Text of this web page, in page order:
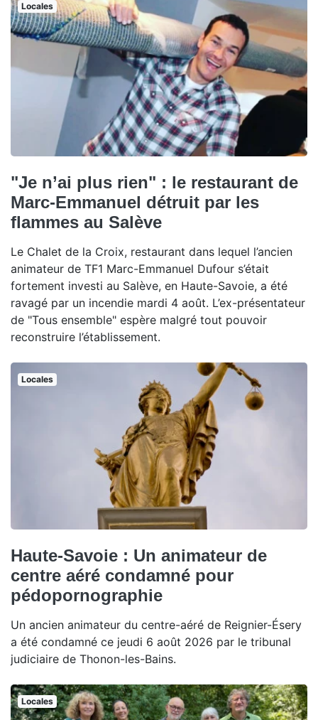
Locales
"Je n’ai plus rien" : le restaurant de
Marc-Emmanuel détruit par les
flammes au Salève
Le Chalet de la Croix, restaurant dans lequel l’ancien
animateur de TF1 Marc-Emmanuel Dufour s’était
fortement investi au Salève, en Haute-Savoie, a été
ravagé par un incendie mardi 4 août. L’ex-présentateur
de "Tous ensemble" espère malgré tout pouvoir
reconstruire l’établissement.
Locales
Haute-Savoie : Un animateur de
centre aéré condamné pour
pédopornographie
Un ancien animateur du centre-aéré de Reignier-Ésery
a été condamné ce jeudi 6 août 2026 par le tribunal
judiciaire de Thonon-les-Bains.
Locales